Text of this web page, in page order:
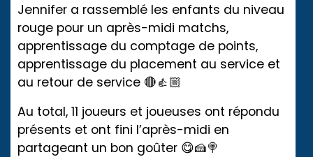
Jennifer a rassemblé les enfants du niveau
rouge pour un après-midi matchs,
apprentissage du comptage de points,
apprentissage du placement au service et
au retour de service 🔴👍🏼
Au total, 11 joueurs et joueuses ont répondu
présents et ont fini l’après-midi en
partageant un bon goûter 😋🍰🍭